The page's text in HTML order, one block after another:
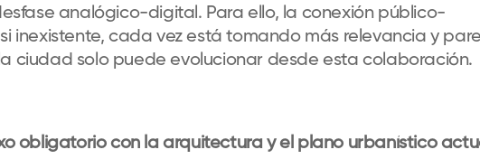
analógico-digital. Para ello, la conexión público-
inexistente, cada vez está tomando más relevancia y
ciudad solo puede evolucionar desde esta colaboración.
obligatorio con la arquitectura y el plano urbanístico